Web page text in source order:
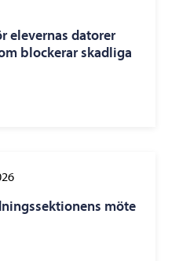
elevernas datorer
blockerar skadliga
möte